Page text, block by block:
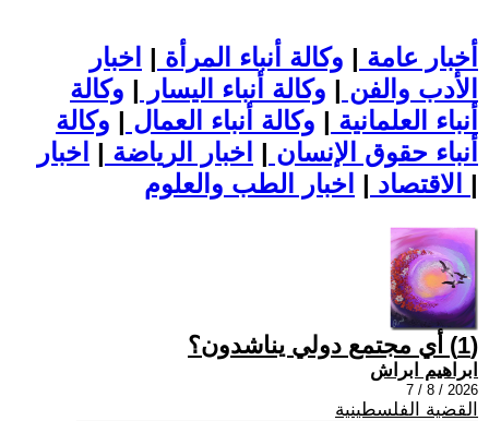
أخبار عامة | وكالة أنباء المرأة | اخبار
الأدب والفن | وكالة أنباء اليسار | وكالة
أنباء العلمانية | وكالة أنباء العمال | وكالة
أنباء حقوق الإنسان | اخبار الرياضة | اخبار
الاقتصاد | |
(1) أي مجتمع دولي يناشدون؟
ابراهيم ابراش
2026 / 8 / 7
القضية الفلسطينية